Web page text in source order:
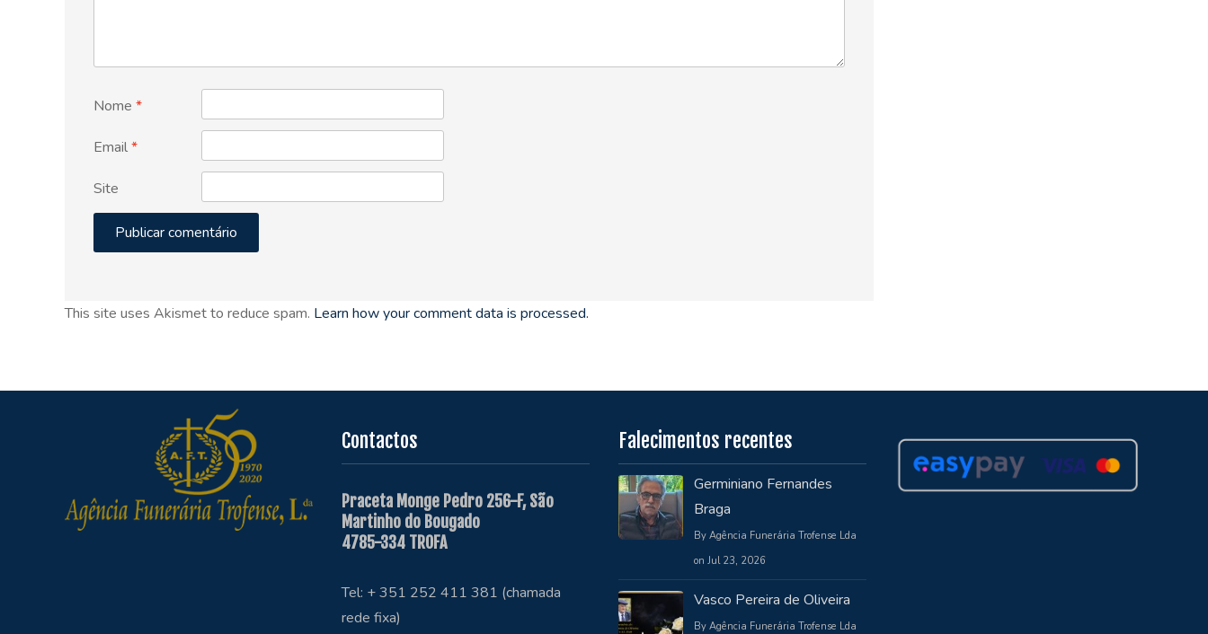
Nome *
Email*
Site
This site uses Akismet to reduce spam. Learn how your comment data is processed.
Contactos
Praceta Monge Pedro 256-F, São
Martinho do Bougado
4785-334 TROFA
Tel: + 351 252 411 381 (chamada
rede fixa)
Falecimentos recentes
Germiniano Fernandes
Braga
By Agência Funerária Trofense Lda
on Jul 23, 2026
Vasco Pereira de Oliveira
By Agência Funerária Trofense Lda